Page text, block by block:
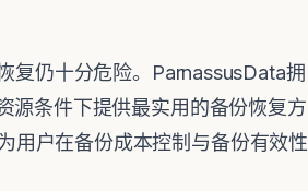
复仍十分危险。ParnassusData拥
源条件下提供最实用的备份恢复方
用户在备份成本控制与备份有效性